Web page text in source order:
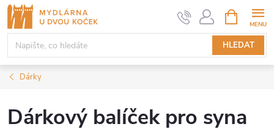
Přejít
obsah
HLEDAT
NÁKUPNÍ
KOŠÍK
Dárky
Dárkový balíček pro syna